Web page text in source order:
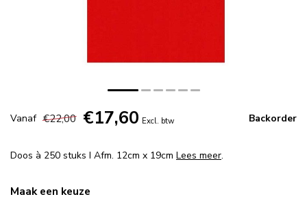
Vanaf €22,00 €17,60 Excl. btw Backorder
Doos à 250 stuks I Afm. 12cm x 19cm Lees meer.
Maak een keuze